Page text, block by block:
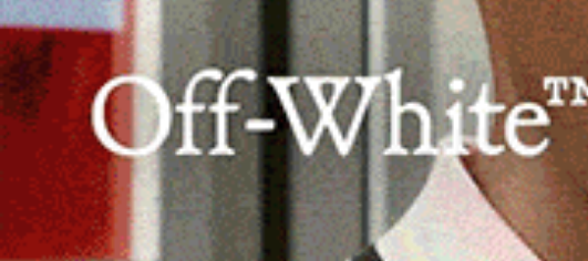
In evidenza nelle sette gare in programma i
Billy, Grid, Chopin, Leopold Bloom e Gigliola.
CHILIVANI | 7 settembre 2025. Un pubblico abbastanza
dell’ippodromo di Chilivani nella terza giornata di corse
riposante, sotto i riflettori. Certamente sabato prossimo,